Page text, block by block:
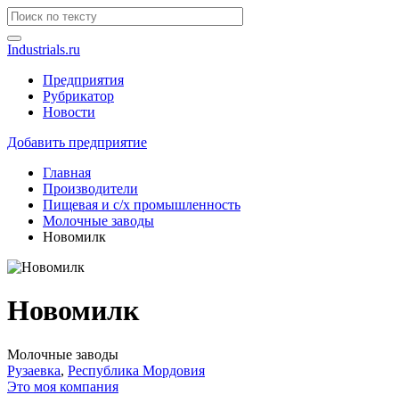
Industrials.ru
Предприятия
Рубрикатор
Новости
Добавить предприятие
Главная
Производители
Пищевая и с/х промышленность
Молочные заводы
Новомилк
Новомилк
Молочные заводы
Рузаевка, Республика Мордовия
Это моя компания